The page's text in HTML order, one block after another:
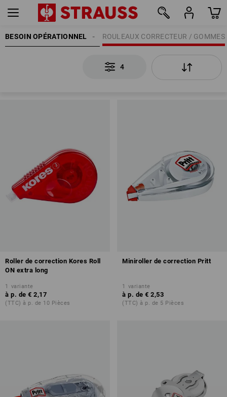
BESOIN OPÉRATIONNEL ROULEAUX CORRECTEUR / GOMMES
ECRIRE | CORRIGER
4
Roller de correction Kores Roll
ON extra long
1 variante
à p. de € 2,17
(TTC) à p. de 10 Pièces
Miniroller de correction Pritt
1 variante
à p. de € 2,53
(TTC) à p. de 5 Pièces